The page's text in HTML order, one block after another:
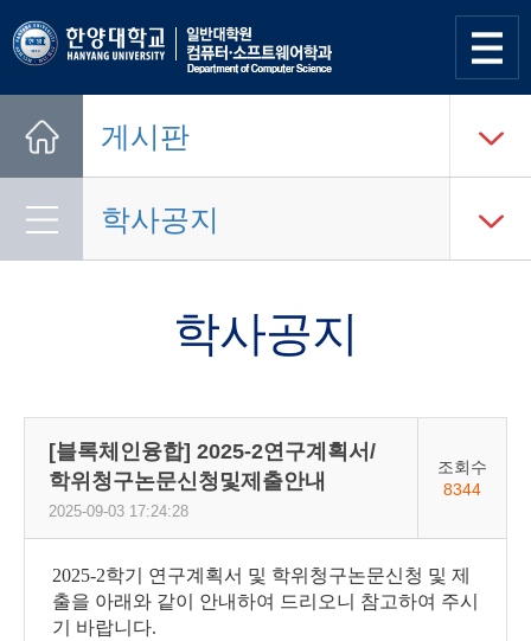
사이트
게시판
학사공지
학사공지
[블록체인융합] 2025-2연구계획서/
학위청구논문신청및제출안내
2025-09-03 17:24:28
조회수
8344
2025-2학기 연구계획서 및 학위청구논문신청 및 제
출을 아래와 같이 안내하여 드리오니 참고하여 주시
기 바랍니다.